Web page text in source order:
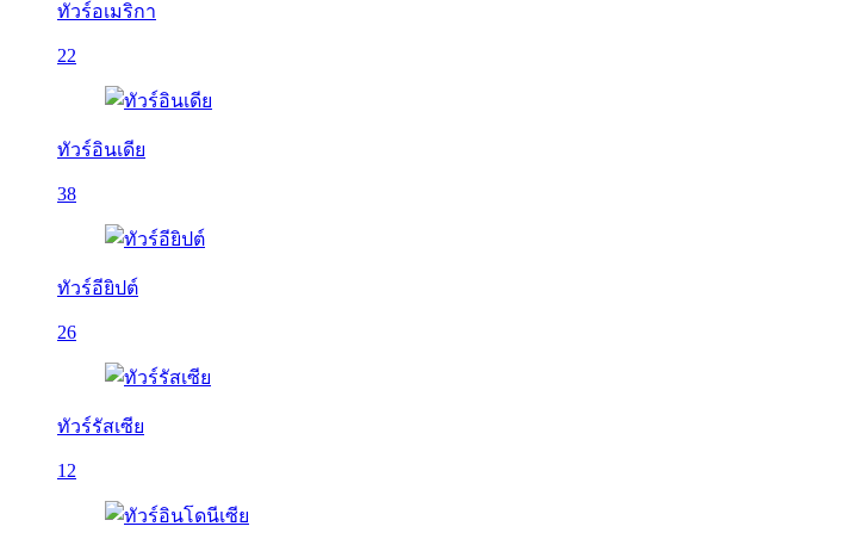
ทัวร์อเมริกา
22
ทัวร์อินเดีย
38
ทัวร์อียิปต์
26
ทัวร์รัสเซีย
12